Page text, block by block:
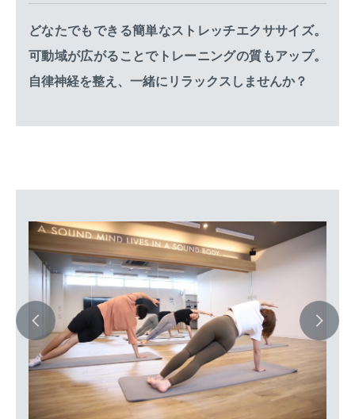
どなたでもできる簡単なストレッチエクササイズ。
可動域が広がることでトレーニングの質もアップ。
自律神経を整え、一緒にリラックスしませんか？